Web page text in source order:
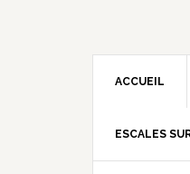
ACCUEIL
ESCALES